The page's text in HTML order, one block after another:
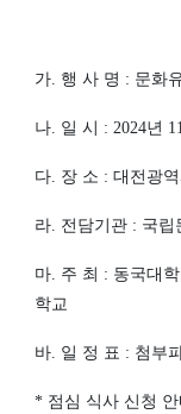
가. 행 사 명 : 문화
나. 일 시 : 2024년
다. 장 소 : 대전광
라. 전담기관 : 국립
마. 주 최 : 동국대
학교
바. 일 정 표 : 첨부
* 점심 식사 신청